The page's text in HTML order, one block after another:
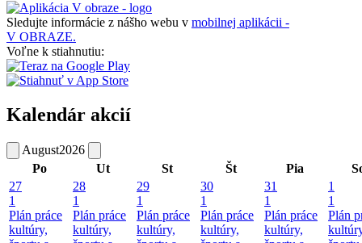
Sledujte informácie z nášho webu v mobilnej aplikácii -
V OBRAZE.
Voľne k stiahnutiu:
Kalendár akcií
August2026
Po
Ut St Št Pia
27
1
Plán práce
kultúry,
28
1
Plán práce
kultúry,
29
1
Plán práce
kultúry,
30
1
Plán práce
kultúry,
31
1
Plán práce
kultúry,
1
1
Plán